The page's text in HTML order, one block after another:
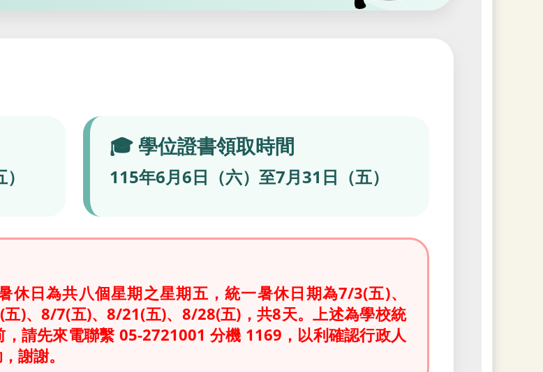
🎓 學位證書領取時間
115年6月6日（六）至7月31日（五）
日為共八個星期之星期五，統一暑休日期為7/3(五)、
)、8/7(五)、8/21(五)、8/28(五)，共8天。上述為學校統
請先來電聯繫 05-2721001 分機 1169，以利確認行政人
，謝謝。